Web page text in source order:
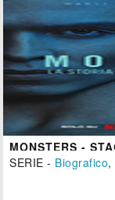
SERIE - Biografico,